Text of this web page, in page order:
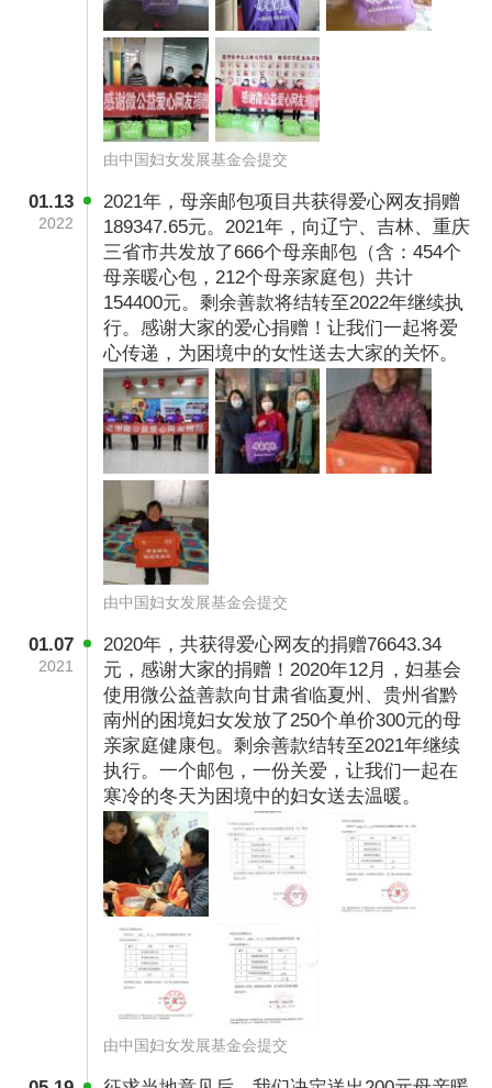
用品及健康用品为主，可为困境妇女及家庭提供
日常家庭生活用品的补充。
慈善中国项目编号：
53100000500012016TA17002
募捐方案备案编号
53100000500012016TA17002
善款用途：所筹集的善款，将用于邮包内品的采
购、库存、运输、邮寄、分发以及开展宣讲活动
等。为困难妇女及家庭送去“母亲邮包”，为她们
开具发票方式
1.中国妇女发展基金会承诺专款专用，定期向社
会公布该项目资金使用情况。 2.为了节省公益成
本,捐赠票据默认为电子票据，捐款满1000元以
上的用户,我们将为您开具并邮寄捐赠证书。如有
其他特殊需求,请将相关情况说明及捐款交易单
号、姓名、详细地址、手机号等信息发送到邮箱
mqyb2012@126.com或拔打010-65267696进行
由中国妇女发展基金会提交
01.13
2022
2021年，母亲邮包项目共获得爱心网友捐赠
189347.65元。2021年，向辽宁、吉林、重庆
三省市共发放了666个母亲邮包（含：454个
母亲暖心包，212个母亲家庭包）共计
154400元。剩余善款将结转至2022年继续执
行。感谢大家的爱心捐赠！让我们一起将爱
心传递，为困境中的女性送去大家的关怀。
由中国妇女发展基金会提交
01.07
2021
2020年，共获得爱心网友的捐赠76643.34
元，感谢大家的捐赠！2020年12月，妇基会
使用微公益善款向甘肃省临夏州、贵州省黔
南州的困境妇女发放了250个单价300元的母
亲家庭健康包。剩余善款结转至2021年继续
执行。一个邮包，一份关爱，让我们一起在
寒冷的冬天为困境中的妇女送去温暖。
由中国妇女发展基金会提交